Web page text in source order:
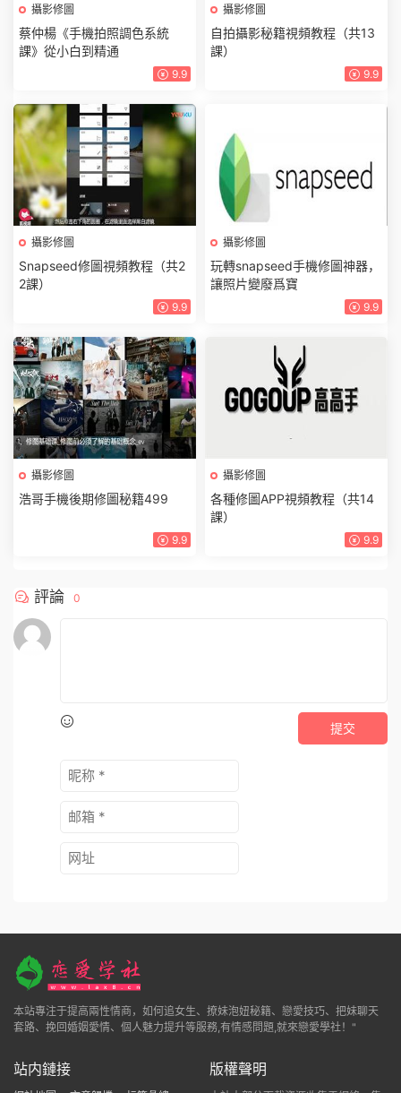
攝影修圖
蔡仲楊《手機拍照調色系統
課》從小白到精通
9.9
攝影修圖
自拍攝影秘籍視頻教程（共13
課）
9.9
攝影修圖
Snapseed修圖視頻教程（共2
2課）
9.9
攝影修圖
玩轉snapseed手機修圖神器，
讓照片變廢爲寶
9.9
攝影修圖
浩哥手機後期修圖秘籍499
9.9
攝影修圖
各種修圖APP視頻教程（共14
課）
9.9
評論 0
提交
本站專注于提高兩性情商，如何追女生、撩妹泡妞秘籍、戀愛技巧、把妹聊天
套路、挽回婚姻愛情、個人魅力提升等服務,有情感問題,就來戀愛學社！"
站内鏈接 版權聲明